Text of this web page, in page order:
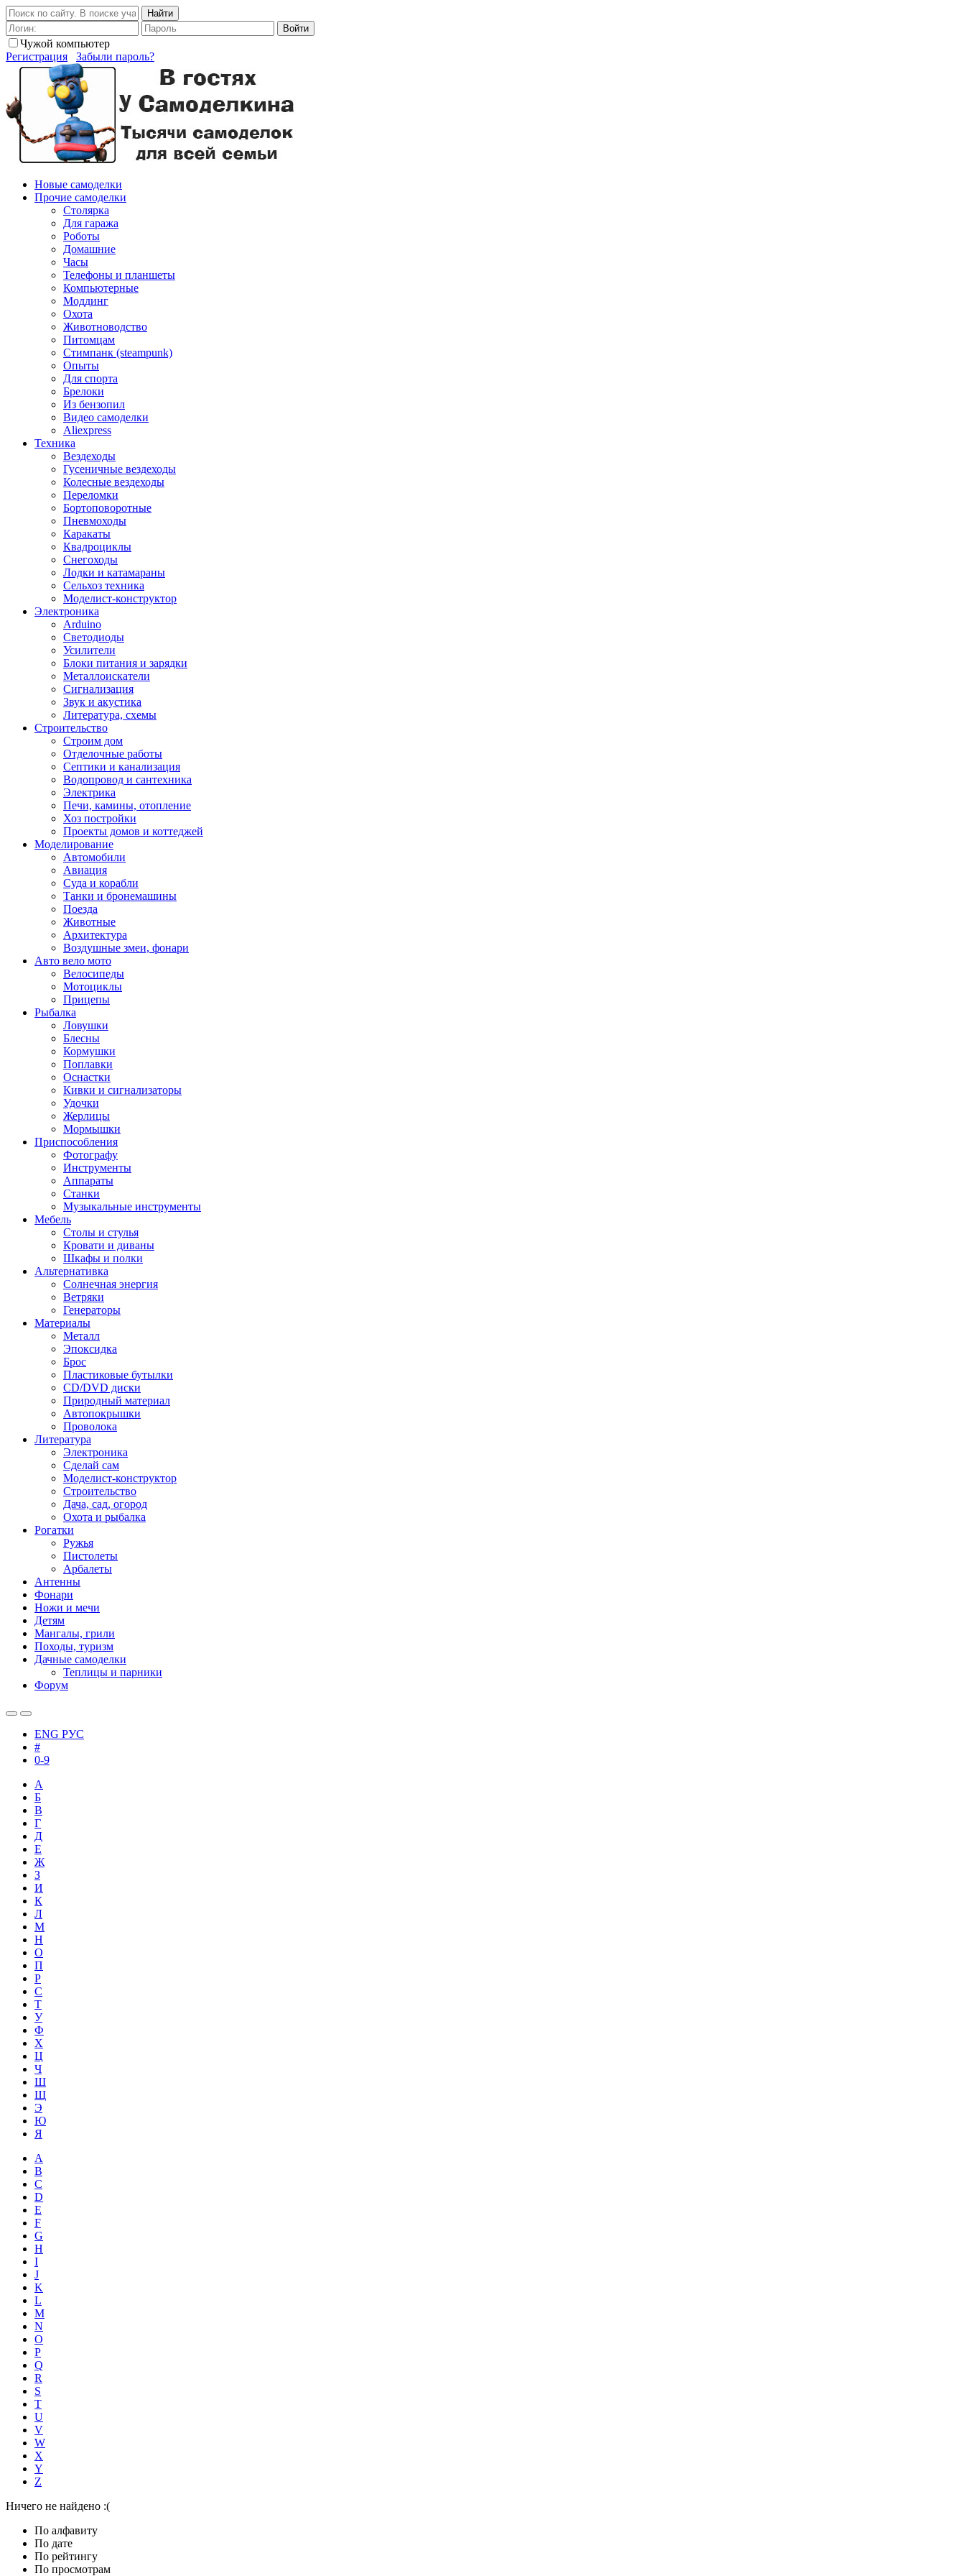
Найти
Войти
Чужой компьютер
Регистрация
Забыли пароль?
Новые самоделки
Прочие самоделки
Столярка
Для гаража
Роботы
Домашние
Часы
Телефоны и планшеты
Компьютерные
Моддинг
Охота
Животноводство
Питомцам
Стимпанк (steampunk)
Опыты
Для спорта
Брелоки
Из бензопил
Видео самоделки
Aliexpress
Техника
Вездеходы
Гусеничные вездеходы
Колесные вездеходы
Переломки
Бортоповоротные
Пневмоходы
Каракаты
Квадроциклы
Снегоходы
Лодки и катамараны
Сельхоз техника
Моделист-конструктор
Электроника
Arduino
Светодиоды
Усилители
Блоки питания и зарядки
Металлоискатели
Сигнализация
Звук и акустика
Литература, схемы
Строительство
Строим дом
Отделочные работы
Септики и канализация
Водопровод и сантехника
Электрика
Печи, камины, отопление
Хоз постройки
Проекты домов и коттеджей
Моделирование
Автомобили
Авиация
Суда и корабли
Танки и бронемашины
Поезда
Животные
Архитектура
Воздушные змеи, фонари
Авто вело мото
Велосипеды
Мотоциклы
Прицепы
Рыбалка
Ловушки
Блесны
Кормушки
Поплавки
Оснастки
Кивки и сигнализаторы
Удочки
Жерлицы
Мормышки
Приспособления
Фотографу
Инструменты
Аппараты
Станки
Музыкальные инструменты
Мебель
Столы и стулья
Кровати и диваны
Шкафы и полки
Альтернативка
Солнечная энергия
Ветряки
Генераторы
Материалы
Металл
Эпоксидка
Брос
Пластиковые бутылки
CD/DVD диски
Природный материал
Автопокрышки
Проволока
Литература
Электроника
Сделай сам
Моделист-конструктор
Строительство
Дача, сад, огород
Охота и рыбалка
Рогатки
Ружья
Пистолеты
Арбалеты
Антенны
Фонари
Ножи и мечи
Детям
Мангалы, грили
Походы, туризм
Дачные самоделки
Теплицы и парники
Форум
ENG РУС
#
0-9
А
Б
В
Г
Д
Е
Ж
З
И
К
Л
М
Н
О
П
Р
С
Т
У
Ф
Х
Ц
Ч
Ш
Щ
Э
Ю
Я
A
B
C
D
E
F
G
H
I
J
K
L
M
N
O
P
Q
R
S
T
U
V
W
X
Y
Z
Ничего не найдено :(
По алфавиту
По дате
По рейтингу
По просмотрам